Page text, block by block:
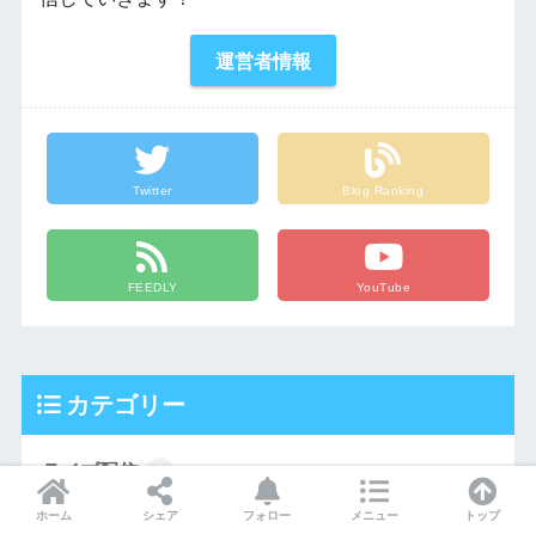
運営者情報
Twitter Blog Ranking
FEEDLY YouTube
カテゴリー
ライブ配信
ふわっち 2
ホーム シェア フォロー メニュー トップ